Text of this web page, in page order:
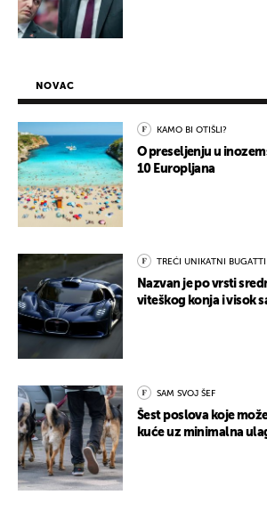
NOVAC
KAMO BI OTIŠLI?
O preseljenju u
10 Europljana
TREĆI UNIKATNI BUGATTI
Nazvan je po vrsti
viteškog konja i visok
SAM SVOJ ŠEF
Šest poslova koje
kuće uz minimalna